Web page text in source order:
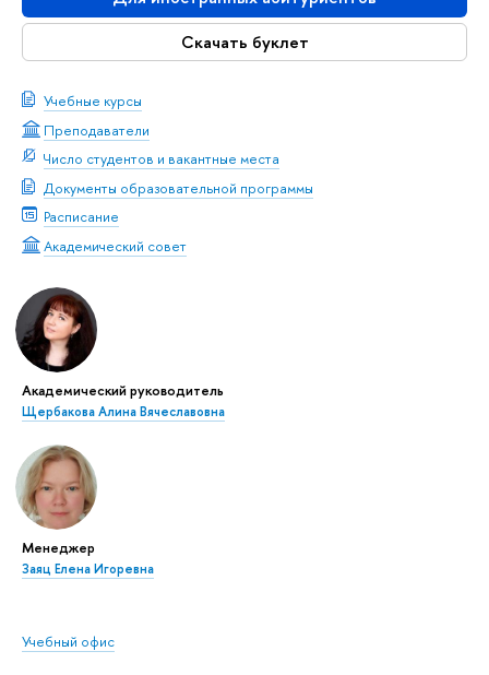
Скачать буклет
Учебные курсы
Преподаватели
Число студентов и вакантные места
Документы образовательной программы
Расписание
Академический совет
Академический руководитель
Щербакова Алина Вячеславовна
Менеджер
Заяц Елена Игоревна
Учебный офис